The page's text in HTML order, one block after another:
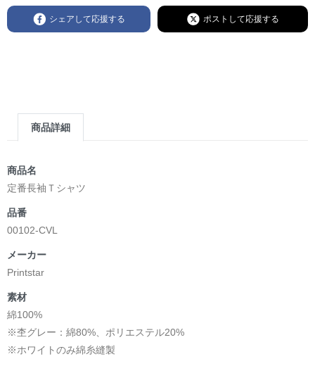
シェアして応援する ポストして応援する
商品詳細
商品名
定番長袖Ｔシャツ
品番
00102-CVL
メーカー
Printstar
素材
綿100%
※杢グレー：綿80%、ポリエステル20%
※ホワイトのみ綿糸縫製